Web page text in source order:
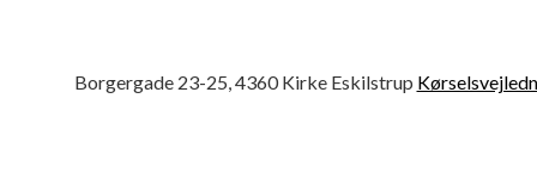
Borgergade 23-25, 4360 Kirke Eskilstrup